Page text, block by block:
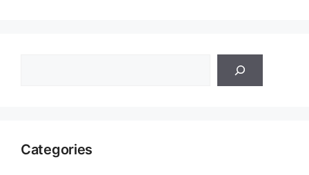
Categories